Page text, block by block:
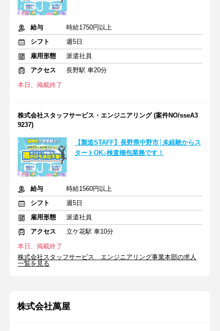
給与
時給1750円以上
シフト
週5日
雇用形態
派遣社員
アクセス
長野駅 車20分
本日、掲載終了
株式会社スタッフサービス・エンジニアリング (案件NO/sseA3
9237)
【製造STAFF】長野県中野市│未経験からス
タートOK♪検査梱包業務です！
給与
時給1560円以上
シフト
週5日
雇用形態
派遣社員
アクセス
立ケ花駅 車10分
本日、掲載終了
株式会社スタッフサービス エンジニアリング事業本部の求人
一覧を見る
株式会社萬屋